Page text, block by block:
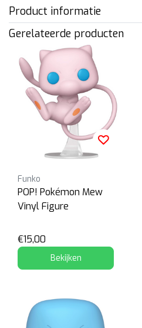
Product informatie
Gerelateerde producten
Funko
POP! Pokémon Mew
Vinyl Figure
€15,00
Bekijken